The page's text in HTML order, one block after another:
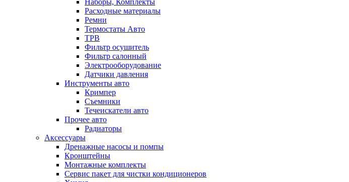
Наборы, Комплекты
Расходные материалы
Ремни
Термостаты Авто
ТРВ
Фильтр осушитель
Фильтр салонный
Электрооборудование
Датчики давления
Инструменты авто
Кримпер
Съемники
Течеискатели авто
Прочее авто
Радиаторы
Аксессуары
Дренажные насосы и помпы
Кронштейны
Монтажные комплекты
Сервис пакет для чистки кондиционеров